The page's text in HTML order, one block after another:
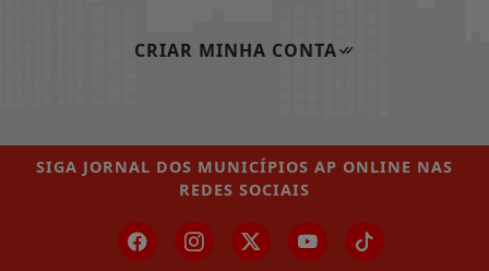
CRIAR MINHA CONTA
SIGA JORNAL DOS MUNICÍPIOS AP ONLINE NAS
REDES SOCIAIS